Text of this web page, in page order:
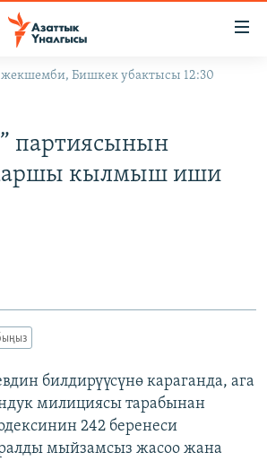
Бишкек убактысы 12:30
партиясынын
кылмыш иши
билдирүүсүнө караганда, ага
милициясы тарабынан
242 беренеси
мыйзамсыз жасоо жана